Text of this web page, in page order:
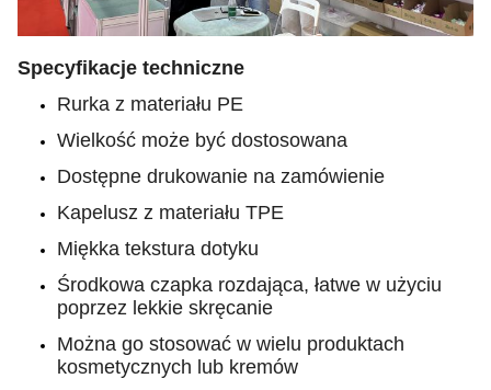
Specyfikacje techniczne
Rurka z materiału PE
Wielkość może być dostosowana
Dostępne drukowanie na zamówienie
Kapelusz z materiału TPE
Miękka tekstura dotyku
Środkowa czapka rozdająca, łatwe w użyciu
poprzez lekkie skręcanie
Można go stosować w wielu produktach
kosmetycznych lub kremów